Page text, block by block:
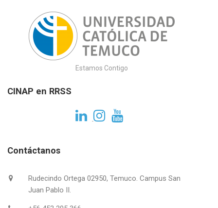
Estamos Contigo
CINAP en RRSS
Contáctanos
Rudecindo Ortega 02950, Temuco. Campus San
Juan Pablo II.